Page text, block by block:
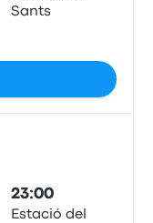
Sants
23:00
Estació del